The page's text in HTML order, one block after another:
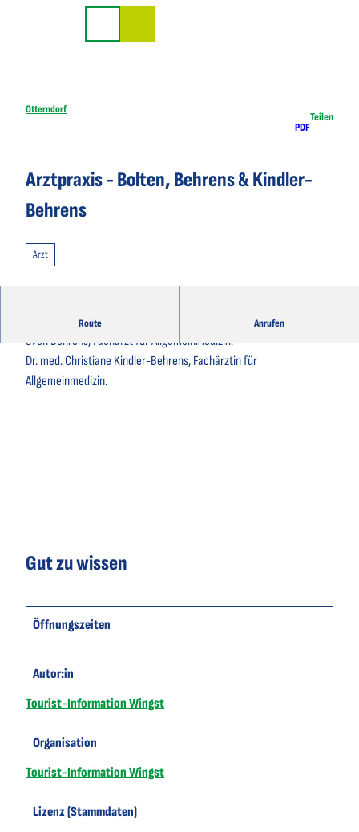
Otterndorf
PDF
Teilen
Arztpraxis - Bolten, Behrens & Kindler-
Behrens
Arzt
Route Anrufen
Heinz Bolten, Facharzt für Allgemeinmedizin.
Sven Behrens, Facharzt für Allgemeinmedizin.
Dr. med. Christiane Kindler-Behrens, Fachärztin für
Allgemeinmedizin.
Gut zu wissen
Öffnungszeiten
Autor:in
Tourist-Information Wingst
Organisation
Tourist-Information Wingst
Lizenz (Stammdaten)